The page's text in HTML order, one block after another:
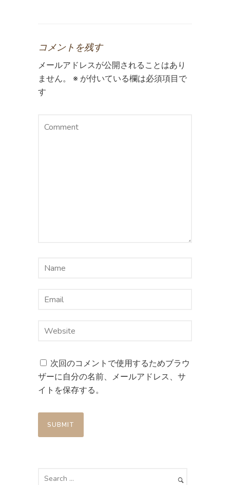
コメントを残す
メールアドレスが公開されることはあり
ません。
※が付いている欄は必須項目で
す
次回のコメントで使用するためブラウ
ザーに自分の名前、メールアドレス、サ
イトを保存する。